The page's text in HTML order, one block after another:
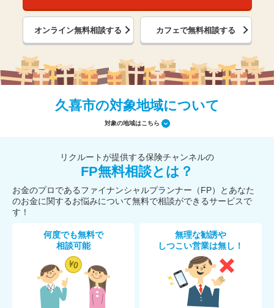
オンライン無料相談する カフェで無料相談する
久喜市の対象地域について
対象の地域はこちら
リクルートが提供する保険チャンネルの
FP無料相談とは？
お金のプロであるファイナンシャルプランナー（FP）とあなた
のお金に関するお悩みについて無料で相談ができるサービスで
す！
何度でも無料で
相談可能
無理な勧誘や
しつこい営業は無し！